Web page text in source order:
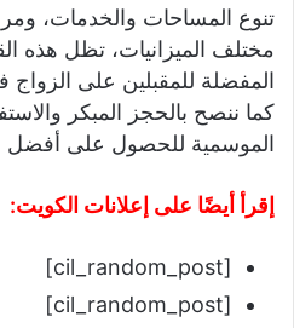
تنوع المساحات والخدمات،
مختلف الميزانيات، تظل هذه
كما ننصح بالحجز المبكر
الموسمية للحصول على أفضل
إقرأ أيضًا على إعلانات الكويت:
[cil_random_post]
[cil_random_post]